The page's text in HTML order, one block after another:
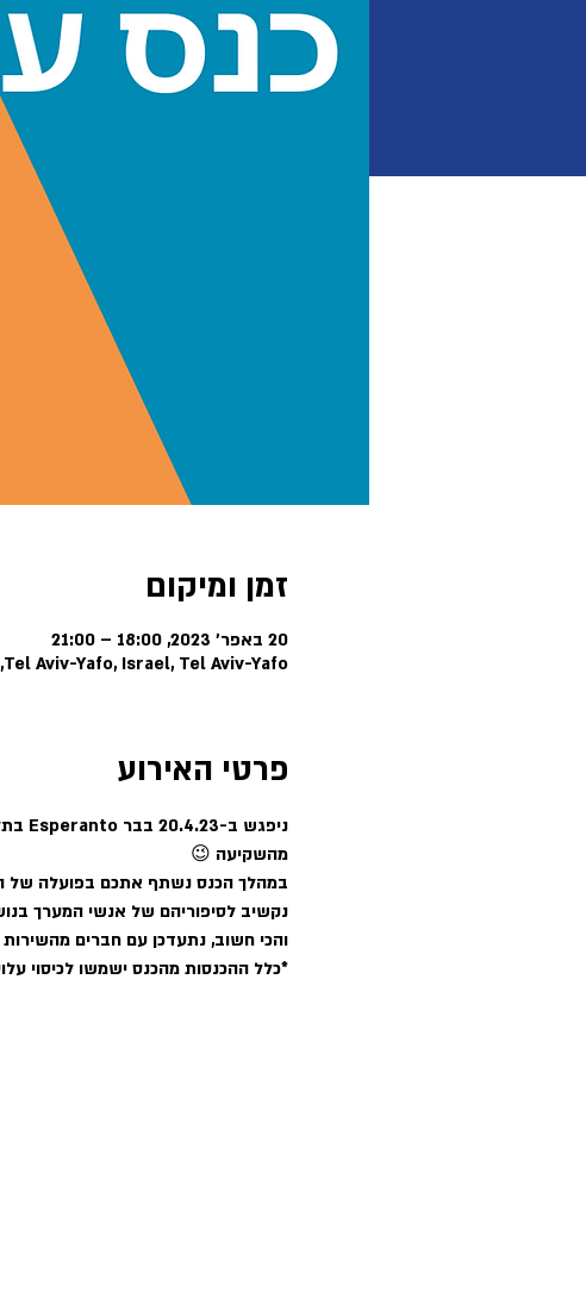
זמן ומיקום
20 באפר׳ 2023, 18:00 – 21:00
Tel Aviv-Yafo, Israel, Tel Aviv-Yafo, ישראל
פרטי האירוע
מהשקיעה 😉
במהלך הכנס נשתף אתכם בפועלה של
נקשיב לסיפוריהם של אנשי המערך
והכי חשוב, נתעדכן עם חברים
*כלל ההכנסות מהכנס ישמשו לכיסוי